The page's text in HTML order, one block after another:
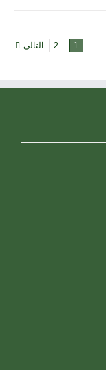
1
2 التالي